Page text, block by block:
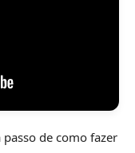
de como fazer